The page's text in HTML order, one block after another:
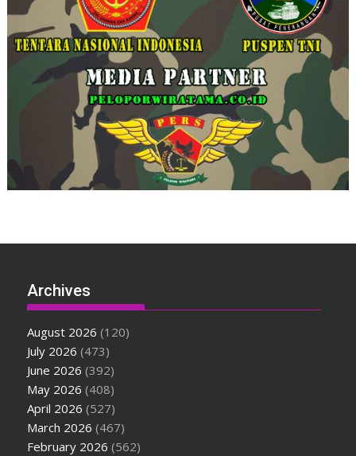
Archives
August 2026 (120)
July 2026 (473)
June 2026 (392)
May 2026 (408)
April 2026 (527)
March 2026 (467)
February 2026 (562)